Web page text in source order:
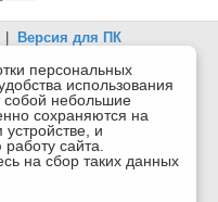
| Версия для ПК
tv29.ru
the GNU General Public
Joomla!
персональных
использования
собой небольшие
сохраняются на
и
сайта.
на сбор таких данных